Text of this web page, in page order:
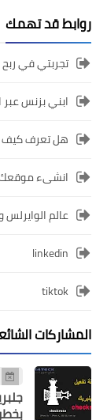
روابط قد تهمك
تجربتي في ربح
ابني بزنس عبر
هل تعرف كيف
انشىء موقعك
عالم
linkedin
tiktok
المشاركات